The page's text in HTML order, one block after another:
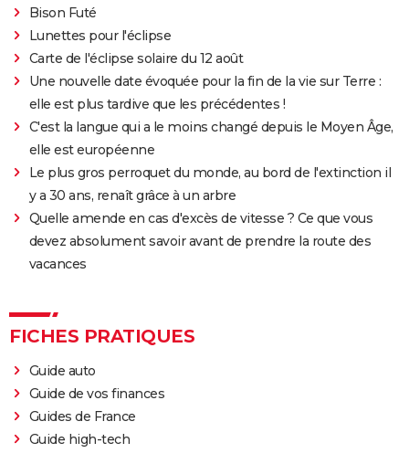
1975 L'Aigle à deux têtes
1973 La Raison du plus fouRôle: L'auto-stoppeuse
1973 La Chute d'un corps
1973 Elle court, elle court la banlieue
1972 La Demoiselle d'Avignon
1971 Un cave Rôle: Catherine
1971 Arsène Lupin - Grand séducteur
1969 Les Caprices de Marie
Bison Futé
Lunettes pour l'éclipse
Carte de l'éclipse solaire du 12 août
Une nouvelle date évoquée pour la fin de la vie sur Terre :
elle est plus tardive que les précédentes !
C'est la langue qui a le moins changé depuis le Moyen Âge,
elle est européenne
Le plus gros perroquet du monde, au bord de l'extinction il
y a 30 ans, renaît grâce à un arbre
Quelle amende en cas d'excès de vitesse ? Ce que vous
devez absolument savoir avant de prendre la route des
vacances
FICHES PRATIQUES
Guide auto
Guide de vos finances
Guides de France
Guide high-tech